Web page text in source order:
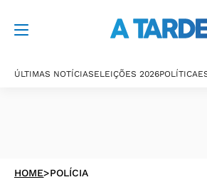
ÚLTIMAS NOTÍCIASELEIÇÕES 2026POLÍTICA
HOME>POLÍCIA